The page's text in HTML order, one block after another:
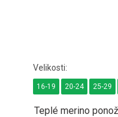
Teplé merino
16-19 20-24 25-29